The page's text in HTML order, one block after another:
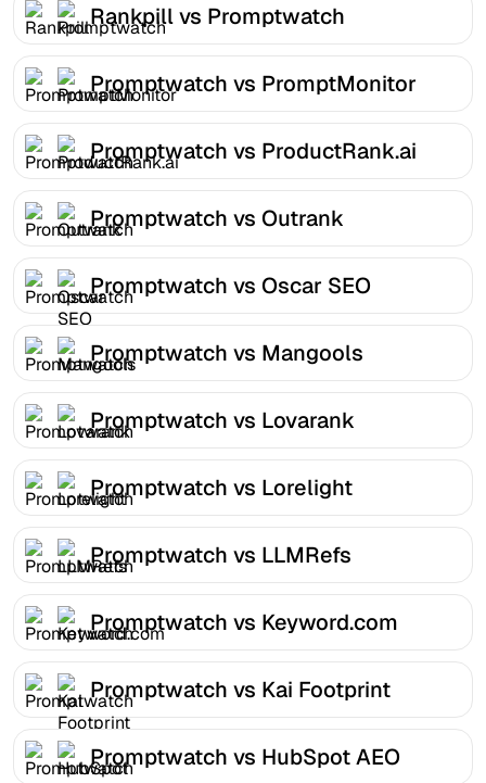
Rankpill vs Promptwatch
Promptwatch vs PromptMonitor
Promptwatch vs ProductRank.ai
Promptwatch vs Outrank
Promptwatch vs Oscar SEO
Promptwatch vs Mangools
Promptwatch vs Lovarank
Promptwatch vs Lorelight
Promptwatch vs LLMRefs
Promptwatch vs Keyword.com
Promptwatch vs Kai Footprint
Promptwatch vs HubSpot AEO